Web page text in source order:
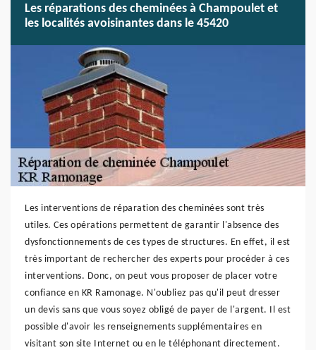
Les réparations des cheminées à Champoulet et
les localités avoisinantes dans le 45420
Les interventions de réparation des cheminées sont très
utiles. Ces opérations permettent de garantir l'absence des
dysfonctionnements de ces types de structures. En effet, il est
très important de rechercher des experts pour procéder à ces
interventions. Donc, on peut vous proposer de placer votre
confiance en KR Ramonage. N'oubliez pas qu'il peut dresser
un devis sans que vous soyez obligé de payer de l'argent. Il est
possible d'avoir les renseignements supplémentaires en
visitant son site Internet ou en le téléphonant directement.